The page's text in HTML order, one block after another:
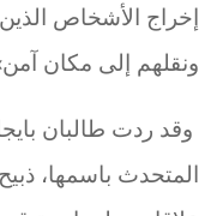
إخراج الأشخاص الذين
ونقلهم إلى مكان
وقد ردت طالبان
المتحدث باسمها،